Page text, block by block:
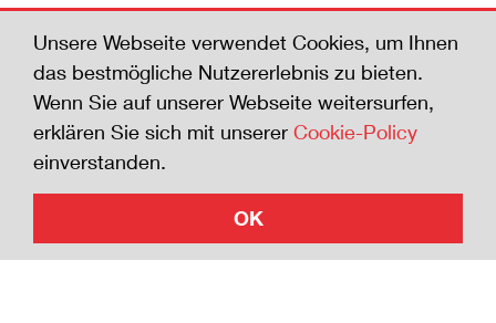
Unsere Webseite verwendet Cookies, um Ihnen
das bestmögliche Nutzererlebnis zu bieten.
Wenn Sie auf unserer Webseite weitersurfen,
erklären Sie sich mit unserer Cookie-Policy
einverstanden.
OK
Werden Sie Mitglied
Helfen Sie mit, die Zahl der Todesfälle zu
senken. Wer der Sicherheits-Charta beitritt
zeigt die Bereitschaft, sich für die Sicherheit
Jetzt beitreten